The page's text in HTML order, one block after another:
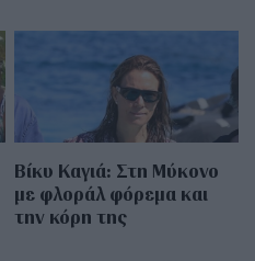
Βίκυ Καγιά: Στη Μύκονο
με φλοράλ φόρεμα και
την κόρη της